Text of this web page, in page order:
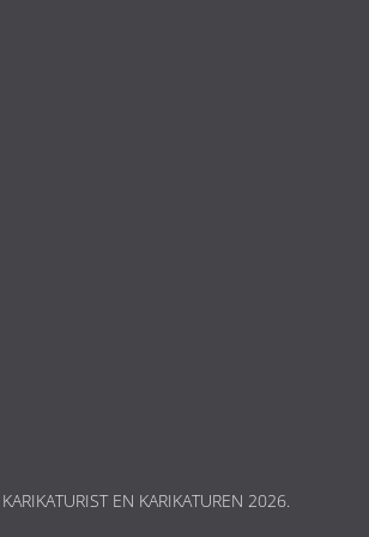
EN KARIKATUREN 2026.